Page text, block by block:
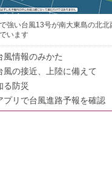
強い台風13号が南大東島の北北
います
風情報のみかた
風の接近、上陸に備えて
る防災
プリで台風進路予報を確認